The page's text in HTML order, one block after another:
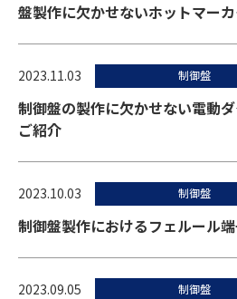
盤製作に欠かせないホットマー
2023.11.03 制御盤
制御盤の製作に欠かせない電動
ご紹介
2023.10.03 制御盤
制御盤製作におけるフェルール
2023.09.05 制御盤